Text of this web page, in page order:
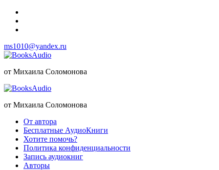
Перейти
содержимому
ms1010@yandex.ru
от Михаила Соломонова
от Михаила Соломонова
От автора
Бесплатные АудиоКниги
Хотите помочь?
Политика конфиденциальности
Запись аудиокниг
Авторы